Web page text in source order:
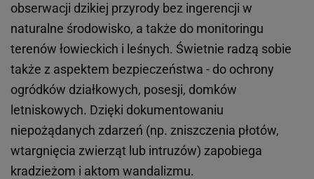
obserwacji dzikiej przyrody bez ingerencji w
naturalne środowisko, a także do monitoringu
terenów łowieckich i leśnych. Świetnie radzą sobie
także z aspektem bezpieczeństwa - do ochrony
ogródków działkowych, posesji, domków
letniskowych. Dzięki dokumentowaniu
niepożądanych zdarzeń (np. zniszczenia płotów,
wtargnięcia zwierząt lub intruzów) zapobiega
kradzieżom i aktom wandalizmu.